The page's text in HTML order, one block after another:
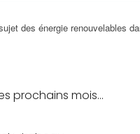
des énergie renouvelables
prochains mois…